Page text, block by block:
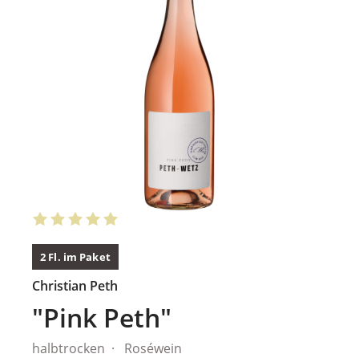
2 Fl. im Paket
Christian Peth
"Pink Peth"
halbtrocken
Roséwein